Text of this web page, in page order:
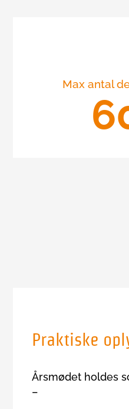
Max antal
Praktiske
Årsmødet holdes
–